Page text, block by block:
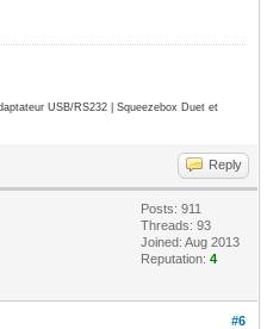
USB/RS232 | Squeezebox Duet et
Reply
Posts: 911
Threads: 93
Joined: Aug 2013
Reputation:4
#6